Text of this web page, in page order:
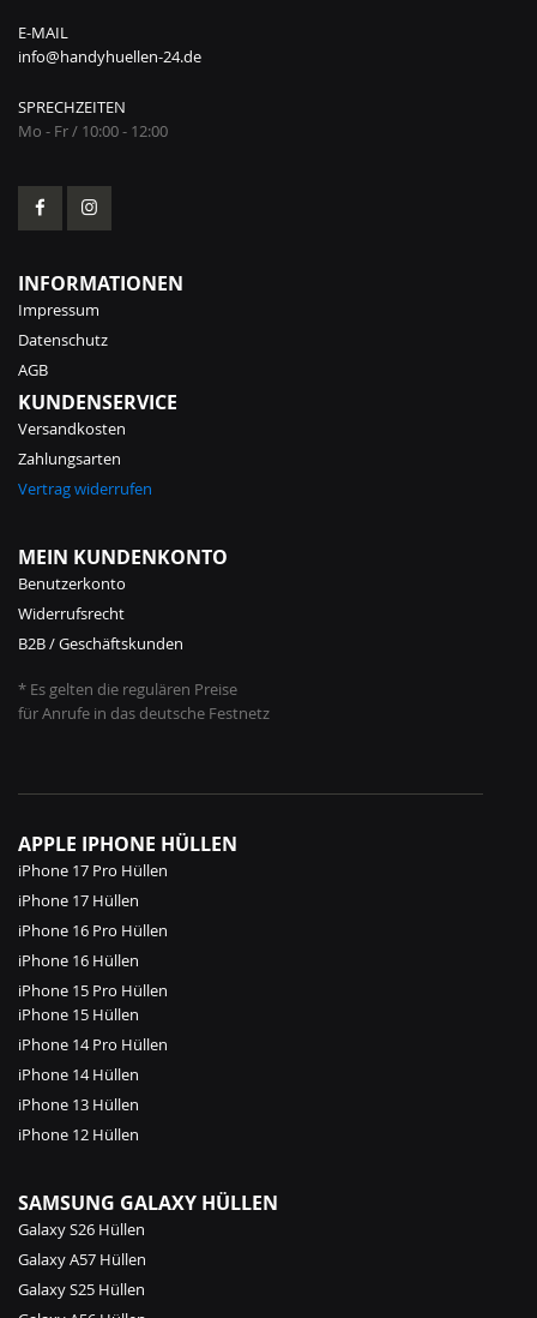
E-MAIL
info@handyhuellen-24.de
SPRECHZEITEN
Mo - Fr / 10:00 - 12:00
INFORMATIONEN
Impressum
Datenschutz
AGB
KUNDENSERVICE
Versandkosten
Zahlungsarten
Vertrag widerrufen
MEIN KUNDENKONTO
Benutzerkonto
Widerrufsrecht
B2B / Geschäftskunden
* Es gelten die regulären Preise
für Anrufe in das deutsche Festnetz
APPLE IPHONE HÜLLEN
iPhone 17 Pro Hüllen
iPhone 17 Hüllen
iPhone 16 Pro Hüllen
iPhone 16 Hüllen
iPhone 15 Pro Hüllen
iPhone 15 Hüllen
iPhone 14 Pro Hüllen
iPhone 14 Hüllen
iPhone 13 Hüllen
iPhone 12 Hüllen
SAMSUNG GALAXY HÜLLEN
Galaxy S26 Hüllen
Galaxy A57 Hüllen
Galaxy S25 Hüllen